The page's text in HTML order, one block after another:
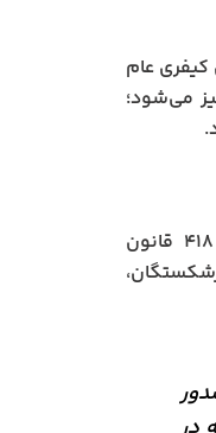
کیفری عام
می‌شود؛
دیوان عالی کشور با تفسیر ماده ۴۱۸ قانون